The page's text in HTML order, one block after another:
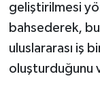
geliştirilmesi
bahsederek,
uluslararası iş
oluşturduğunu